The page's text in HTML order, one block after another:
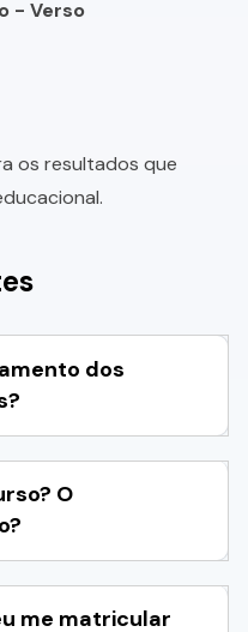
- Verso
os resultados que
dos
O
me matricular